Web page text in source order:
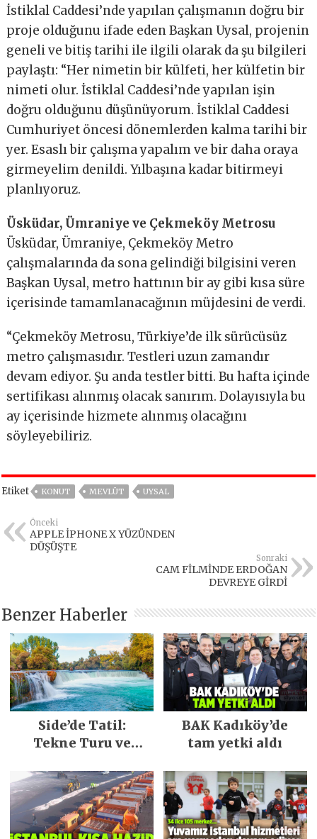
İstiklal Caddesi’nde yapılan çalışmanın doğru bir
proje olduğunu ifade eden Başkan Uysal, projenin
geneli ve bitiş tarihi ile ilgili olarak da şu bilgileri
paylaştı: “Her nimetin bir külfeti, her külfetin bir
nimeti olur. İstiklal Caddesi’nde yapılan işin
doğru olduğunu düşünüyorum. İstiklal Caddesi
Cumhuriyet öncesi dönemlerden kalma tarihi bir
yer. Esaslı bir çalışma yapalım ve bir daha oraya
girmeyelim denildi. Yılbaşına kadar bitirmeyi
planlıyoruz.
Üsküdar, Ümraniye ve Çekmeköy Metrosu
Üsküdar, Ümraniye, Çekmeköy Metro
çalışmalarında da sona gelindiği bilgisini veren
Başkan Uysal, metro hattının bir ay gibi kısa süre
içerisinde tamamlanacağının müjdesini de verdi.
“Çekmeköy Metrosu, Türkiye’de ilk sürücüsüz
metro çalışmasıdır. Testleri uzun zamandır
devam ediyor. Şu anda testler bitti. Bu hafta içinde
sertifikası alınmış olacak sanırım. Dolayısıyla bu
ay içerisinde hizmete alınmış olacağını
söyleyebiliriz.
Etiket KONUT MEVLÜT UYSAL
Önceki
APPLE İPHONE X YÜZÜNDEN
DÜŞÜŞTE
Sonraki
CAM FİLMİNDE ERDOĞAN
DEVREYE GİRDİ
Benzer Haberler
Side’de Tatil:
Tekne Turu ve
BAK Kadıköy’de
tam yetki aldı